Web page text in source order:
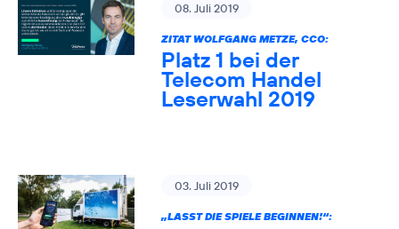
08. Juli 2019
ZITAT WOLFGANG METZE, CCO:
Platz 1 bei der
Telecom Handel
Leserwahl 2019
03. Juli 2019
„LASST DIE SPIELE BEGINNEN!“: